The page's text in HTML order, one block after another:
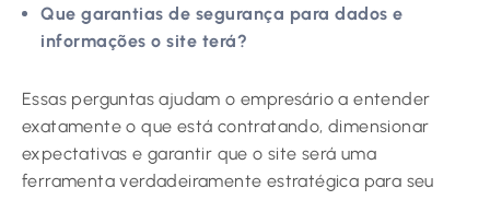
Que garantias de segurança para dados e
informações o site terá?
Essas perguntas ajudam o empresário a entender
exatamente o que está contratando, dimensionar
expectativas e garantir que o site será uma
ferramenta verdadeiramente estratégica para seu